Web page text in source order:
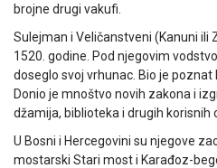
brojne drugi vakufi.
Sulejman i Veličanstveni (Kanuni ili
1520. godine. Pod njegovim
doseglo svoj vrhunac. Bio je poznat
Donio je mnoštvo novih zakona i
džamija, biblioteka i drugih korisnih
U Bosni i Hercegovini su njegove
mostarski Stari most i Karađoz-